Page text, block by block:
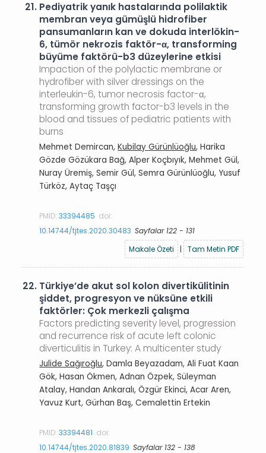
21. Pediyatrik yanık hastalarında polilaktik
membran veya gümüşlü hidrofiber
pansumanların kan ve dokuda interlökin-
6, tümör nekrozis faktör-α, transforming
büyüme faktörü-b3 düzeylerine etkisi
Impaction of the polylactic membrane or
hydrofiber with silver dressings on the
interleukin-6, tumor necrosis factor-α,
transforming growth factor-b3 levels in the
blood and tissues of pediatric patients with
burns
Mehmet Demircan,Kubilay Gürünlüoğlu, Harika
Gözde Gözükara Bağ, Alper Koçbıyık, Mehmet Gül,
Nuray Üremiş, Semir Gül, Semra Gürünlüoğlu, Yusuf
Türköz, Aytaç Taşçı
PMID:33394485 doi:
10.14744/tjtes.2020.30483 Sayfalar 122 - 131
Makale Özeti
| Tam Metin PDF
22. Türkiye’de akut sol kolon divertikülitinin
şiddet, progresyon ve nüksüne etkili
faktörler: Çok merkezli çalışma
Factors predicting severity level, progression
and recurrence risk of acute left colonic
diverticulitis in Turkey: A multicenter study
Julide Sağıroğlu, Damla Beyazadam, Ali Fuat Kaan
Gök, Hasan Ökmen, Adnan Özpek, Süleyman
Atalay, Handan Ankaralı, Özgür Ekinci, Acar Aren,
Yavuz Kurt, Gürhan Baş, Cemalettin Ertekin
PMID:33394481 doi:
10.14744/tjtes.2020.81839 Sayfalar 132 - 138